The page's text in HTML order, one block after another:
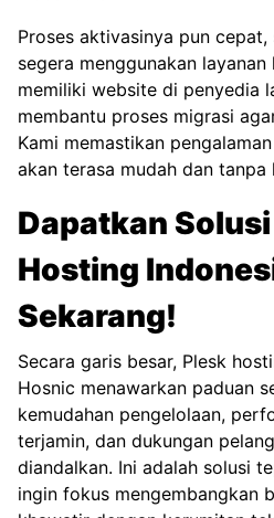
Proses aktivasinya pun cepat,
segera menggunakan
memiliki website di penyedia
membantu proses migrasi
Kami memastikan
akan terasa mudah dan
Dapatkan
Hosting
Sekarang!
Secara garis besar, Plesk
Hosnic menawarkan paduan
kemudahan pengelolaan,
terjamin, dan dukungan
diandalkan. Ini adalah solusi
ingin fokus mengembangkan